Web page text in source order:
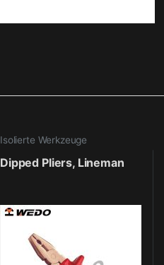
Isolierte Werkzeuge
Dipped Pliers, Lineman